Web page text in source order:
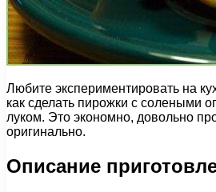
Любите экспериментировать на
как сделать пирожки с солеными
луком. Это экономно, довольно
оригинально.
Описание